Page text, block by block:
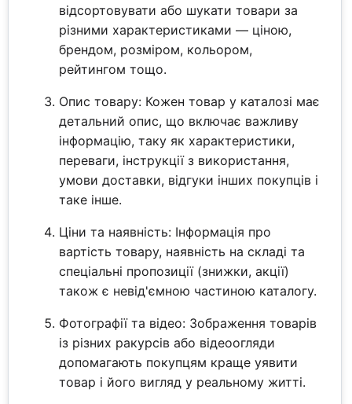
відсортовувати або шукати товари за
різними характеристиками — ціною,
брендом, розміром, кольором,
рейтингом тощо.
Опис товару: Кожен товар у каталозі має
детальний опис, що включає важливу
інформацію, таку як характеристики,
переваги, інструкції з використання,
умови доставки, відгуки інших покупців і
таке інше.
Ціни та наявність: Інформація про
вартість товару, наявність на складі та
спеціальні пропозиції (знижки, акції)
також є невід'ємною частиною каталогу.
Фотографії та відео: Зображення товарів
із різних ракурсів або відеоогляди
допомагають покупцям краще уявити
товар і його вигляд у реальному житті.